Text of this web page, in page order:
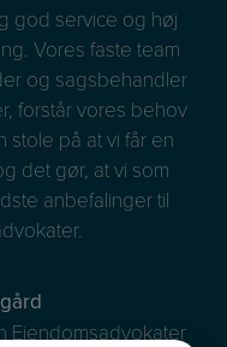
god service og høj
Vores faste team
og sagsbehandler
forstår vores behov
stole på at vi får en
det gør, at vi som
anbefalinger til
Ejendomsadvokater